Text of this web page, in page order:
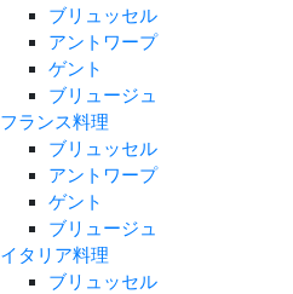
ブリュッセル
アントワープ
ゲント
ブリュージュ
フランス料理
ブリュッセル
アントワープ
ゲント
ブリュージュ
イタリア料理
ブリュッセル